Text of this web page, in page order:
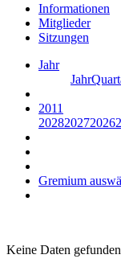
Informationen
Mitglieder
Sitzungen
Jahr
Jahr
2011
202820272026
Gremium
Keine Daten